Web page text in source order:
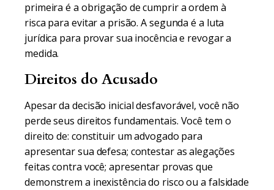
primeira é a obrigação de cumprir a ordem à
risca para evitar a prisão. A segunda é a luta
jurídica para provar sua inocência e revogar a
medida.
Direitos do Acusado
Apesar da decisão inicial desfavorável, você não
perde seus direitos fundamentais. Você tem o
direito de: constituir um advogado para
apresentar sua defesa; contestar as alegações
feitas contra você; apresentar provas que
demonstrem a inexistência do risco ou a falsidade